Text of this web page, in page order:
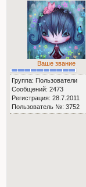
Ваше звание
Группа: Пользователи
Сообщений: 2473
Регистрация: 28.7.2011
Пользователь №: 3752